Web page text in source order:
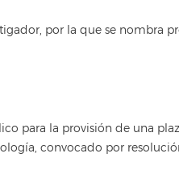
por la que se nombra
para la provisión de una
convocado por